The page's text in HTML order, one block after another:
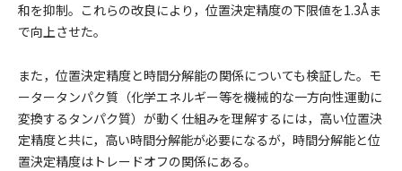
和を抑制。これらの改良により，位置決定精度の下限値を1.3Åま
で向上させた。
また，位置決定精度と時間分解能の関係についても検証した。モ
ータータンパク質（化学エネルギー等を機械的な一方向性運動に
変換するタンパク質）が動く仕組みを理解するには，高い位置決
定精度と共に，高い時間分解能が必要になるが，時間分解能と位
置決定精度はトレードオフの関係にある。